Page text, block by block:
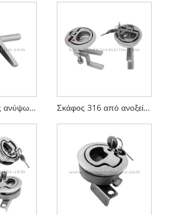
Δαχτυλίδι λαβής ανύψωσης σκάφους Κλειδαριά περιστροφής μάνταλο Marine 316 από ανοξείδωτο ατσάλι Σκάφος 316 από ανοξείδωτο ατσάλι Ενσωματωμένη κλειδαριά με μανδάλια καταπακτή Λαβή κλειδαριάς περιστροφής